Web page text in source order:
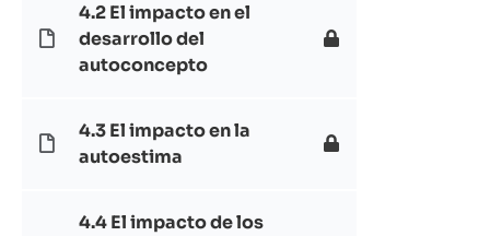
4.2 El impacto en el
desarrollo del
autoconcepto
4.3 El impacto en la
autoestima
4.4 El impacto de los